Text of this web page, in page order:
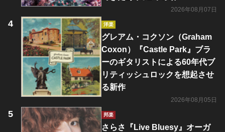
2026年08月07日
洋楽
グレアム・コクソン（Graham
Coxon）『Castle Park』ブラ
ーのギタリストによる60年代ブ
リティッシュロックを想起させ
る新作
2026年08月05日
邦楽
さらさ『Live Bluesy』オーガ